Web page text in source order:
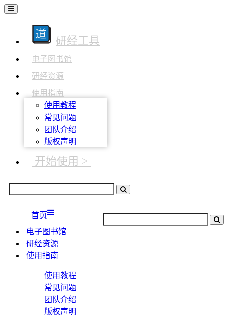
研经工具
电子图书馆
研经资源
使用指南
使用教程
常见问题
团队介绍
版权声明
开始使用 >
首页
电子图书馆
研经资源
使用指南
使用教程
常见问题
团队介绍
版权声明